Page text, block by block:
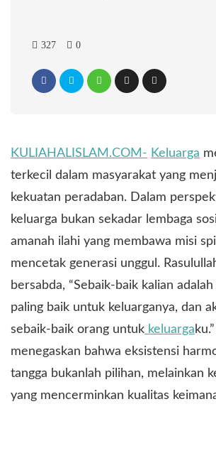
327 0
KULIAHALISLAM.COM- Keluarga
terkecil dalam masyarakat yang
kekuatan peradaban. Dalam
keluarga bukan sekadar lembaga
amanah ilahi yang membawa misi
mencetak generasi unggul.
bersabda, “Sebaik-baik kalian
paling baik untuk keluarganya, dan
sebaik-baik orang untuk keluarga
menegaskan bahwa eksistensi
tangga bukanlah pilihan, melainkan
yang mencerminkan kualitas